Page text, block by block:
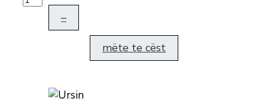
–
mëte te cëst